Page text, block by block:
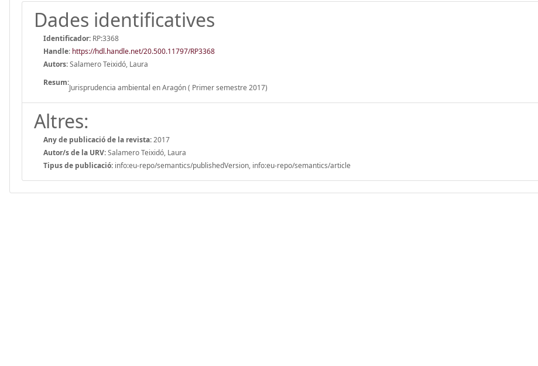
Dades identificatives
Identificador: RP:3368
Handle: https://hdl.handle.net/20.500.11797/RP3368
Autors:Salamero Teixidó, Laura
Resum:
Jurisprudencia ambiental en Aragón ( Primer semestre 2017)
Altres:
Any de publicació de la revista:2017
Autor/s de la URV:Salamero Teixidó, Laura
Tipus de publicació: info:eu-repo/semantics/publishedVersion, info:eu-repo/semantics/article